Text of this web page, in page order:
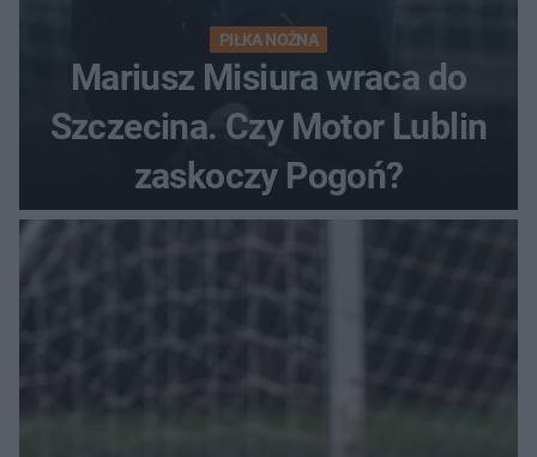
PIŁKA NOŻNA
Mariusz Misiura wraca do
Szczecina. Czy Motor Lublin
zaskoczy Pogoń?